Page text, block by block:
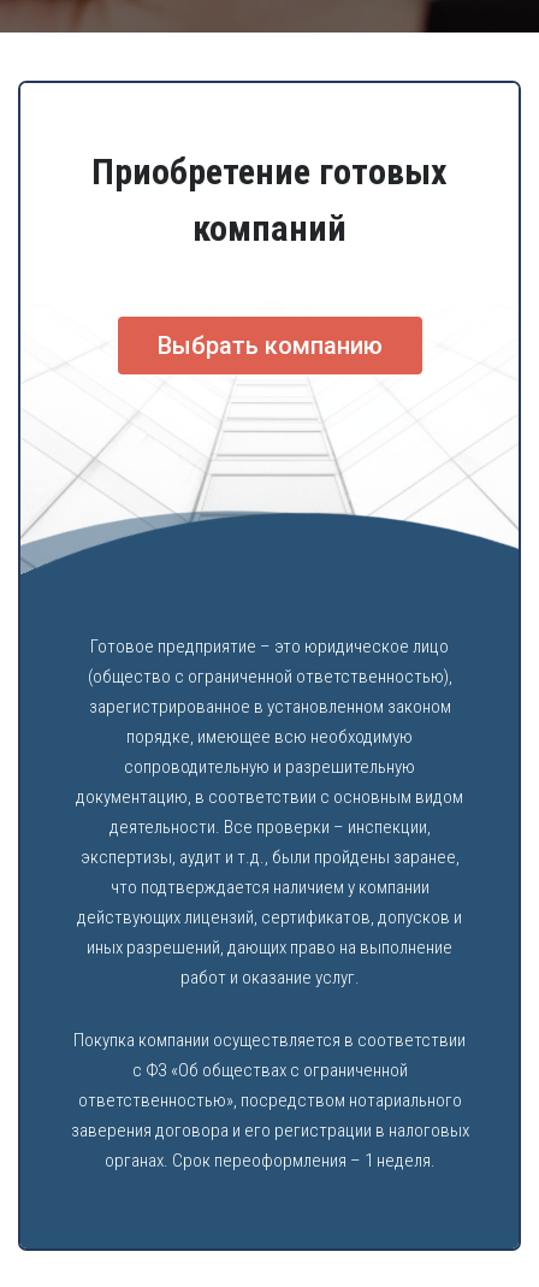
Приобретение готовых
компаний
Выбрать компанию
Готовое предприятие – это юридическое лицо
(общество с ограниченной ответственностью),
зарегистрированное в установленном законом
порядке, имеющее всю необходимую
сопроводительную и разрешительную
документацию, в соответствии с основным видом
деятельности. Все проверки – инспекции,
экспертизы, аудит и т.д., были пройдены заранее,
что подтверждается наличием у компании
действующих лицензий, сертификатов, допусков и
иных разрешений, дающих право на выполнение
работ и оказание услуг.
Покупка компании осуществляется в соответствии
с ФЗ «Об обществах с ограниченной
ответственностью», посредством нотариального
заверения договора и его регистрации в налоговых
органах. Срок переоформления – 1 неделя.